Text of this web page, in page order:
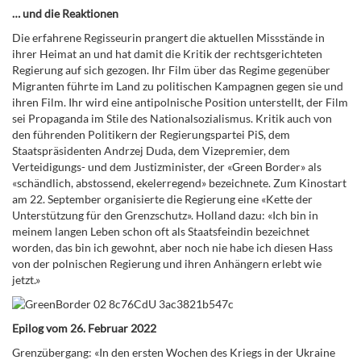
… und die Reaktionen
Die erfahrene Regisseurin prangert die aktuellen Missstände in
ihrer Heimat an und hat damit die Kritik der rechtsgerichteten
Regierung auf sich gezogen. Ihr Film über das Regime gegenüber
Migranten führte im Land zu politischen Kampagnen gegen sie und
ihren Film. Ihr wird eine antipolnische Position unterstellt, der Film
sei Propaganda im Stile des Nationalsozialismus. Kritik auch von
den führenden Politikern der Regierungspartei PiS, dem
Staatspräsidenten Andrzej Duda, dem Vizepremier, dem
Verteidigungs- und dem Justizminister, der «Green Border» als
«schändlich, abstossend, ekelerregend» bezeichnete. Zum Kinostart
am 22. September organisierte die Regierung eine «Kette der
Unterstützung für den Grenzschutz». Holland dazu: «Ich bin in
meinem langen Leben schon oft als Staatsfeindin bezeichnet
worden, das bin ich gewohnt, aber noch nie habe ich diesen Hass
von der polnischen Regierung und ihren Anhängern erlebt wie
jetzt.»
Epilog vom 26. Februar 2022
Grenzübergang: «In den ersten Wochen des Kriegs in der Ukraine